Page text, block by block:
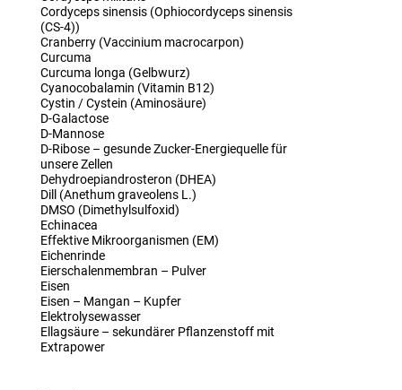
Cordyceps sinensis (Ophiocordyceps sinensis
(CS-4))
Cranberry (Vaccinium macrocarpon)
Curcuma
Curcuma longa (Gelbwurz)
Cyanocobalamin (Vitamin B12)
Cystin / Cystein (Aminosäure)
D-Galactose
D-Mannose
D-Ribose – gesunde Zucker-Energiequelle für
unsere Zellen
Dehydroepiandrosteron (DHEA)
Dill (Anethum graveolens L.)
DMSO (Dimethylsulfoxid)
Echinacea
Effektive Mikroorganismen (EM)
Eichenrinde
Eierschalenmembran – Pulver
Eisen
Eisen – Mangan – Kupfer
Elektrolysewasser
Ellagsäure – sekundärer Pflanzenstoff mit
Extrapower